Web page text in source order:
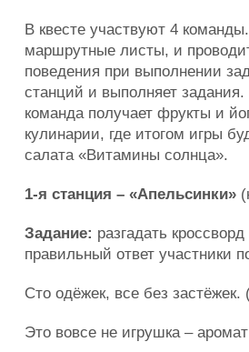
В квесте участвуют 4
маршрутные листы, и
поведения при выполнении
станций и выполняет
команда получает фрукты и
кулинарии, где итогом игры
салата «Витамины солнца».
1-я станция – «Апельсинки»
Задание: разгадать
правильный ответ участники
Сто одёжек, все без застёжек.
Это вовсе не игрушка –